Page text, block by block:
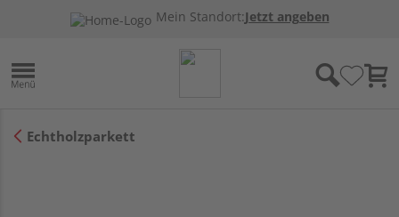
Mein Standort:Jetzt angeben
Echtholzparkett